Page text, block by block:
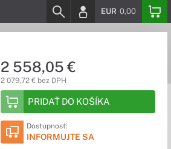
EUR 0,00
2 558,05 €
2 079,72 € bez DPH
PRIDAŤ DO KOŠÍKA
Dostupnosť:
INFORMUJTE SA